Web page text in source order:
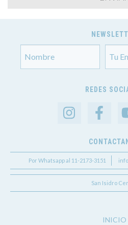
REDES
Por Whatsapp al 11-2173-3151
San Isidro
INICIO